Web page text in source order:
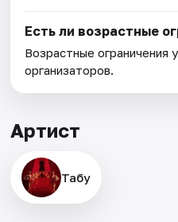
Есть ли возрастные
Возрастные ограничения
организаторов.
Артист
Табу